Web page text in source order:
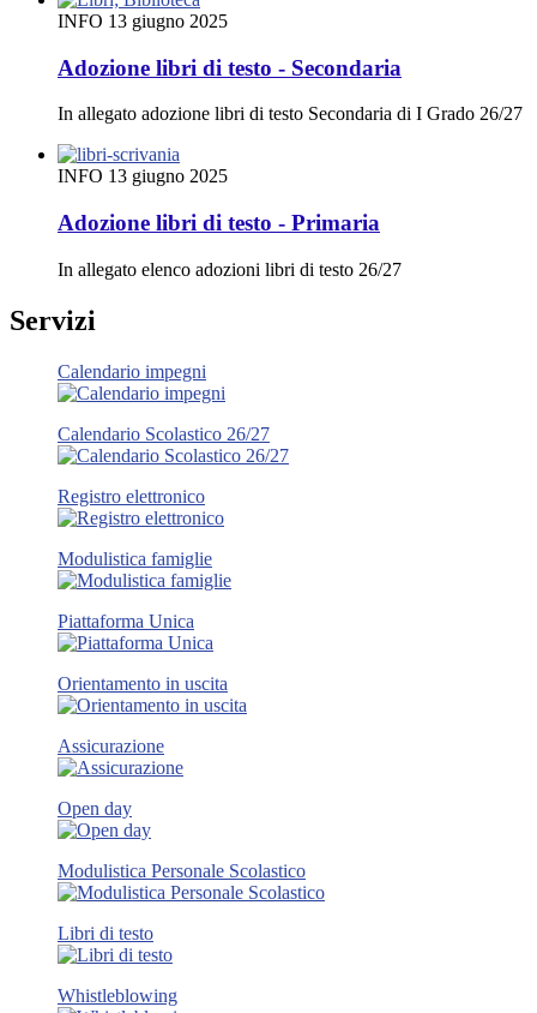
INFO 13 giugno 2025
Adozione libri di testo - Secondaria
In allegato adozione libri di testo Secondaria di I Grado 26/27
INFO 13 giugno 2025
Adozione libri di testo - Primaria
In allegato elenco adozioni libri di testo 26/27
Servizi
Calendario impegni
Calendario Scolastico 26/27
Registro elettronico
Modulistica famiglie
Piattaforma Unica
Orientamento in uscita
Assicurazione
Open day
Modulistica Personale Scolastico
Libri di testo
Whistleblowing